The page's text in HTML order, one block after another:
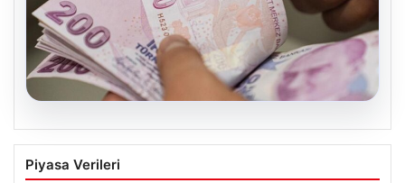
07.08.2026
Bayram ikramiyeleri ne zaman yatacak?
2026 Kurban Bayramı emekli ikramiye
Piyasa Verileri